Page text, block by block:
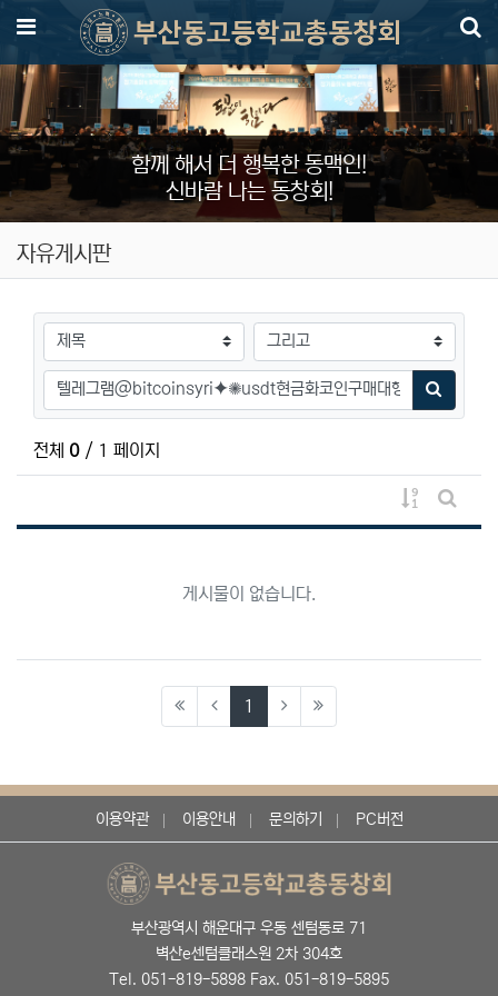
함께 해서 더 행복한 동맥인!
신바람 나는 동창회!
메뉴
자유게시판
검색대상
검색어
검색하기
전체 0 / 1 페이지
게시물 정렬
게시판
게시물이 없습니다.
1 (current)
이용약관 이용안내 문의하기 PC버전
부산광역시 해운대구 우동 센텀동로 71
벽산e센텀클래스원 2차 304호
Tel. 051-819-5898 Fax. 051-819-5895